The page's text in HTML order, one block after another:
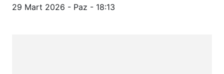
29 Mart 2026 - Paz - 18:13